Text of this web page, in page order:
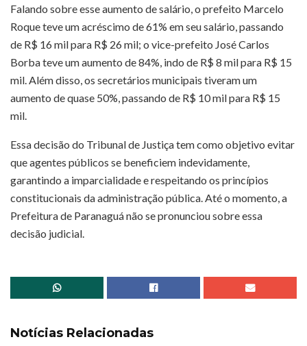
Falando sobre esse aumento de salário, o prefeito Marcelo
Roque teve um acréscimo de 61% em seu salário, passando
de R$ 16 mil para R$ 26 mil; o vice-prefeito José Carlos
Borba teve um aumento de 84%, indo de R$ 8 mil para R$ 15
mil. Além disso, os secretários municipais tiveram um
aumento de quase 50%, passando de R$ 10 mil para R$ 15
mil.
Essa decisão do Tribunal de Justiça tem como objetivo evitar
que agentes públicos se beneficiem indevidamente,
garantindo a imparcialidade e respeitando os princípios
constitucionais da administração pública. Até o momento, a
Prefeitura de Paranaguá não se pronunciou sobre essa
decisão judicial.
Notícias Relacionadas